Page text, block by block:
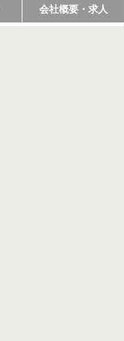
会社概要・求人